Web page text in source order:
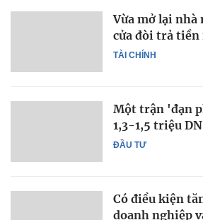
TÀI CHÍNH
Vừa mở lại nhà
cửa đòi trả tiền
ĐẦU TƯ
Một trận 'đạn
1,3-1,5 triệu
Có điều kiện
doanh nghiệp